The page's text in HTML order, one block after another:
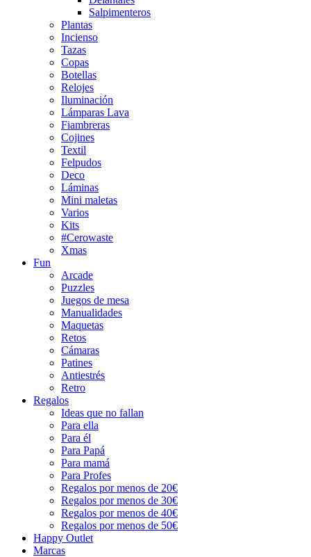
Salpimenteros
Plantas
Incienso
Tazas
Copas
Botellas
Relojes
Iluminación
Lámparas Lava
Fiambreras
Cojines
Textil
Felpudos
Deco
Láminas
Mini maletas
Varios
Kits
#Cerowaste
Xmas
Fun
Arcade
Puzzles
Juegos de mesa
Manualidades
Maquetas
Retos
Cámaras
Patines
Antiestrés
Retro
Regalos
Ideas que no fallan
Para ella
Para él
Para Papá
Para mamá
Para Profes
Regalos por menos de 20€
Regalos por menos de 30€
Regalos por menos de 40€
Regalos por menos de 50€
Happy Outlet
Marcas